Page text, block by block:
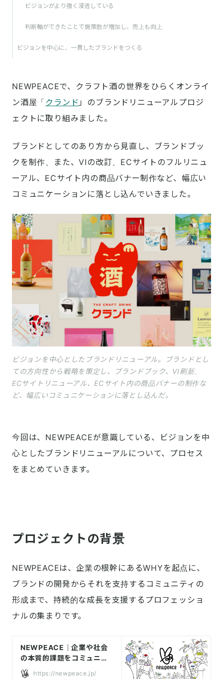
ビジョンがより強く浸透している
判断軸ができたことで施策数が増加し、売上も向上
ビジョンを中心に、一貫したブランドをつくる
NEWPEACEで、クラフト酒の世界をひらくオンライ
ン酒屋「クランド 」のブランドリニューアルプロジ
ェクトに取り組みました。
ブランドとしてのあり方から見直し、ブランドブッ
クを制作、また、VIの改訂、ECサイトのフルリニュ
ーアル、ECサイト内の商品バナー制作など、幅広い
コミュニケーションに落とし込んでいきました。
ビジョンを中心としたブランドリニューアル。ブランドとし
ての方向性から戦略を策定し、ブランドブック、VI刷新、
ECサイトリニューアル、ECサイト内の商品バナーの制作な
ど、幅広いコミュニケーションに落とし込んだ。
今回は、NEWPEACEが意識している、ビジョンを中
心としたブランドリニューアルについて、プロセス
をまとめていきます。
プロジェクトの背景
NEWPEACEは、企業の根幹にあるWHYを起点に、
ブランドの開発からそれを支持するコミュニティの
形成まで、持続的な成長を支援するプロフェッショ
ナルの集まりです。
NEWPEACE｜企業や社会
の本質的課題をコミュニケ
ーションで解決する
https://newpeace.jp/